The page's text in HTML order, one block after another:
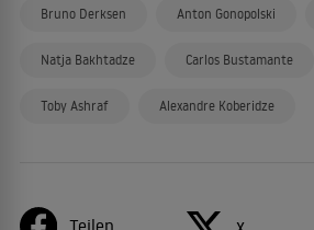
Bruno Derksen Anton Gonopolski
Natja Bakhtadze Carlos Bustamante
Toby Ashraf Alexandre Koberidze
Teilen